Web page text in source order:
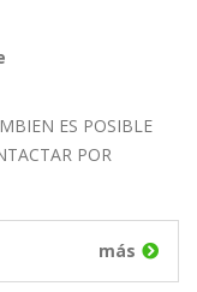
ES POSIBLE
POR
más